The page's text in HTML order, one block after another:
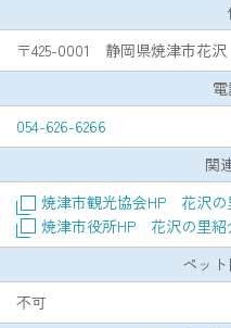
〒425-0001 静岡県焼津市花沢
054-626-6266
関
焼津市観光協会HP 花沢の
焼津市役所HP 花沢の里紹
ペッ
不可